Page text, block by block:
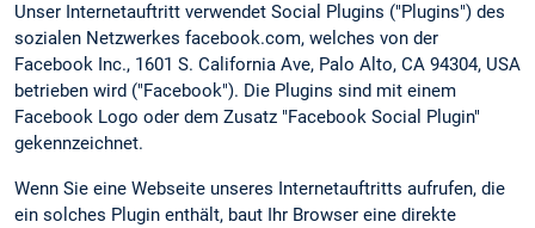
Unser Internetauftritt verwendet Social Plugins ("Plugins") des
sozialen Netzwerkes facebook.com, welches von der
Facebook Inc., 1601 S. California Ave, Palo Alto, CA 94304, USA
betrieben wird ("Facebook"). Die Plugins sind mit einem
Facebook Logo oder dem Zusatz "Facebook Social Plugin"
gekennzeichnet.
Wenn Sie eine Webseite unseres Internetauftritts aufrufen, die
ein solches Plugin enthält, baut Ihr Browser eine direkte